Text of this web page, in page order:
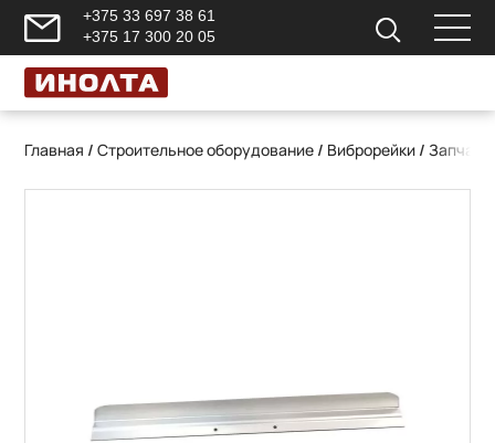
+375 33 697 38 61
+375 17 300 20 05
Главная /Строительное оборудование / Виброрейки /